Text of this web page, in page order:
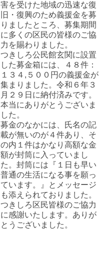
害を受けた地域の迅速な復
旧・復興のため義援金を募
りましたところ、募集期間
に多くの区民の皆様のご協
力を賜わりました。
つきしろ公民館玄関に設置
した募金箱には、４８件：
１３４,５００円の義援金が
集まりました。令和６年３
月２９日に納付済みです。
本当にありがとうございま
した。
募金のなかには、氏名の記
載が無いのが４件あり、そ
の内１件はかなり高額な金
額が封筒に入っていまし
た。封筒には『１日も早い
普通の生活になる事を願っ
ています。』とメッセージ
も添えられておりました。
つきしろ区民皆様のご協力
に感謝いたします。ありが
とうございました。